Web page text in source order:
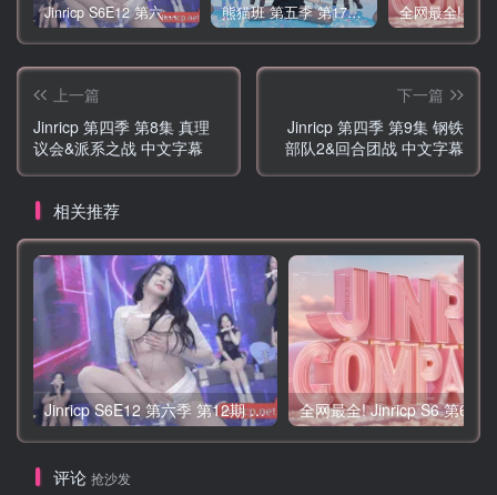
Jinricp S6E12 第六季 第12期 营救俘虏战 中英韩简繁字幕 熊猫班 第五季 第17期 最终职级赛&完结
上一篇
Jinricp 第四季 第8集 真理
议会&派系之战 中文字幕
下一篇
Jinricp 第四季 第9集 钢铁
部队2&回合团战 中文字幕
相关推荐
Jinricp S6E12 第六季 第12期 营救俘虏战 中英韩简繁字幕
评论 抢沙发